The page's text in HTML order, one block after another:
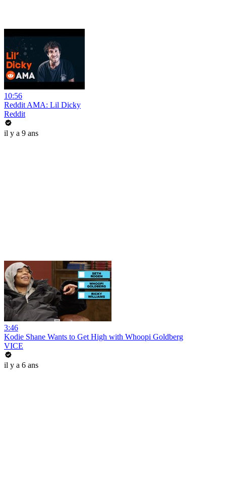
10:56
Reddit AMA: Lil Dicky
Reddit
il y a 9 ans
3:46
Kodie Shane Wants to Get High with Whoopi Goldberg
VICE
il y a 6 ans